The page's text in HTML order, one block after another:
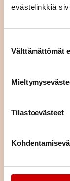
evästelinkkiä
Välttämättömät
Tilastoevästeet
Löydä